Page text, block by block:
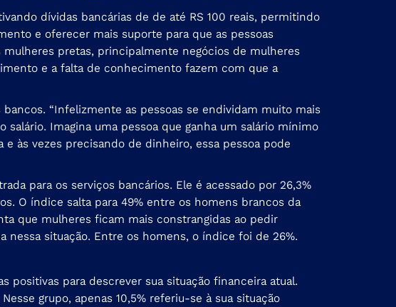
dívidas bancárias de de até RS 100 reais, permitindo
e oferecer mais suporte para que as pessoas
pretas, principalmente negócios de mulheres
e a falta de conhecimento fazem com que a
“Infelizmente as pessoas se endividam muito mais
Imagina uma pessoa que ganha um salário mínimo
às vezes precisando de dinheiro, essa pessoa pode
para os serviços bancários. Ele é acessado por 26,3%
O índice salta para 49% entre os homens brancos da
que mulheres ficam mais constrangidas ao pedir
situação. Entre os homens, o índice foi de 26%.
positivas para descrever sua situação financeira atual.
grupo, apenas 10,5% referiu-se à sua situação